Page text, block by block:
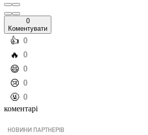
0
Коментувати
️👍 0
️🔥 0
️😄 0
️😢 0
️🤬 0
коментарі